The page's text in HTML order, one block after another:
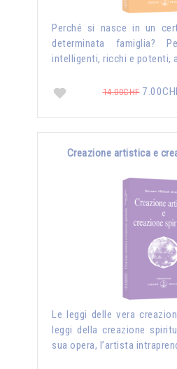
Perché si nasce in un
determinata famiglia?
intelligenti, ricchi e potenti,
14.00CHF
Creazione artistica e
Le leggi delle vera
leggi della creazione
sua opera, l’artista